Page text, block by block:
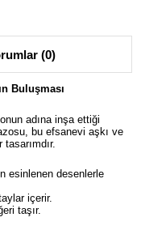
(0)
Buluşması
adına inşa ettiği
bu efsanevi aşkı ve
esinlenen desenlerle
içerir.
taşır.